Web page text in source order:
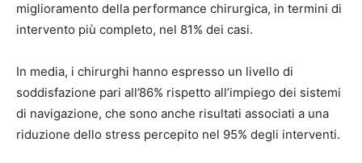
miglioramento della performance chirurgica, in termini di
intervento più completo, nel 81% dei casi.
In media, i chirurghi hanno espresso un livello di
soddisfazione pari all’86% rispetto all’impiego dei sistemi
di navigazione, che sono anche risultati associati a una
riduzione dello stress percepito nel 95% degli interventi.